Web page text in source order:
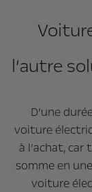
l’autre
D’une
voiture
à l’achat, car
somme en
voiture